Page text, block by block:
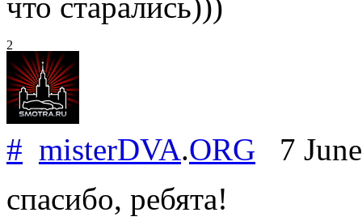
что старались)))
2
# misterDVA.ORG 7
спасибо, ребята!